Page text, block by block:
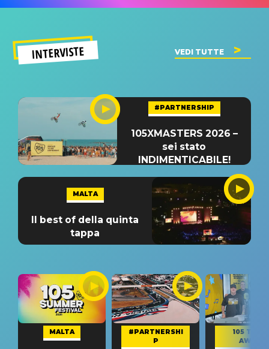
INTERVISTE VEDI TUTTE
#PARTNERSHIP
105XMASTERS 2026 –
sei stato
INDIMENTICABILE!
MALTA
Il best of della quinta
tappa
MALTA
#PARTNERSHI
P
105 TAKE
AWAY